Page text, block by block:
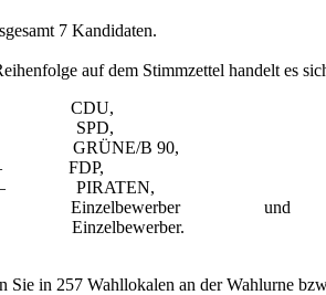
7 Kandidaten.
auf dem Stimmzettel handelt es
– CDU,
– SPD,
– GRÜNE/B 90,
– FDP,
– PIRATEN,
– Einzelbewerber und
– Einzelbewerber.
Sie in 257 Wahllokalen an der Wahlurne